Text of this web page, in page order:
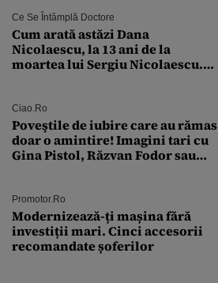
Ce Se Întâmplă Doctore
Cum arată astăzi Dana
Nicolaescu, la 13 ani de la
moartea lui Sergiu Nicolaescu.
Ciao.ro
Poveştile de iubire care au rămas
doar o amintire! Imagini tari cu
Gina Pistol, Răzvan Fodor sau
Promotor.ro
Modernizează-ți mașina fără
investiții mari. Cinci accesorii
recomandate șoferilor